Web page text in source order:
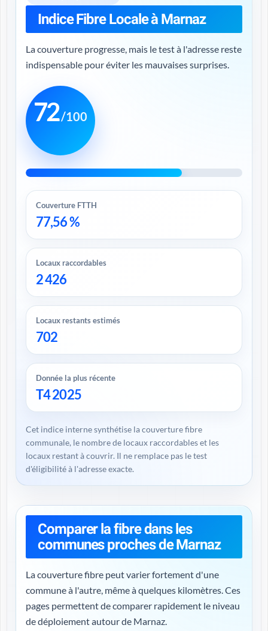
Indice Fibre Locale à Marnaz
La couverture progresse, mais le test à l'adresse reste
indispensable pour éviter les mauvaises surprises.
72/100
Couverture FTTH
77,56 %
Locaux raccordables
2 426
Locaux restants estimés
702
Donnée la plus récente
T4 2025
Cet indice interne synthétise la couverture fibre
communale, le nombre de locaux raccordables et les
locaux restant à couvrir. Il ne remplace pas le test
d'éligibilité à l'adresse exacte.
Comparer la fibre dans les
communes proches de Marnaz
La couverture fibre peut varier fortement d'une
commune à l'autre, même à quelques kilomètres. Ces
pages permettent de comparer rapidement le niveau
de déploiement autour de Marnaz.